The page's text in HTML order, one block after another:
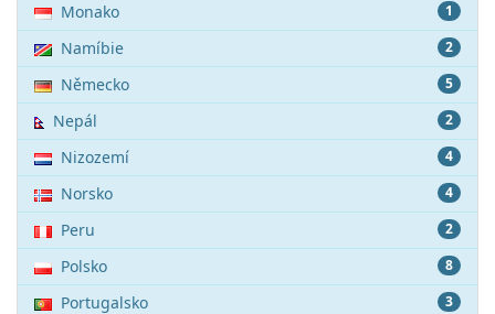
1
Monako
2
Namíbie
5
Německo
2
Nepál
4
Nizozemí
4
Norsko
2
Peru
8
Polsko
3
Portugalsko